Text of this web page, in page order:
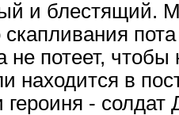
и блестящий.
пота
не потеет,
находится в
- солдат